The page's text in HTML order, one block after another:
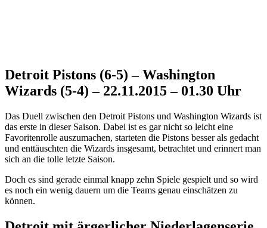
Detroit Pistons (6-5) – Washington
Wizards (5-4) – 22.11.2015 – 01.30 Uhr
Das Duell zwischen den Detroit Pistons und Washington Wizards ist
das erste in dieser Saison. Dabei ist es gar nicht so leicht eine
Favoritenrolle auszumachen, starteten die Pistons besser als gedacht
und enttäuschten die Wizards insgesamt, betrachtet und erinnert man
sich an die tolle letzte Saison.
Doch es sind gerade einmal knapp zehn Spiele gespielt und so wird
es noch ein wenig dauern um die Teams genau einschätzen zu
können.